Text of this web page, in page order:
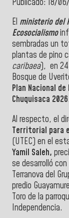
El ministerio del
Ecosocialismo
sembradas un
plantas de pino
caribaea), en
Bosque de
Plan Nacional
Chuquisaca
Al respecto, el
Territorial para
(UTEC) en el
Yamil Saleh,
se desarrolló
Terranova del
predio
Toro de la
Independencia.